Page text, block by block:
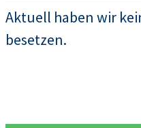
Aktuell haben wir
besetzen.